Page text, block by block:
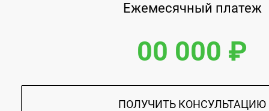
Ежемесячный платеж
00 000 ₽
ПОЛУЧИТЬ КОНСУЛЬТАЦИЮ